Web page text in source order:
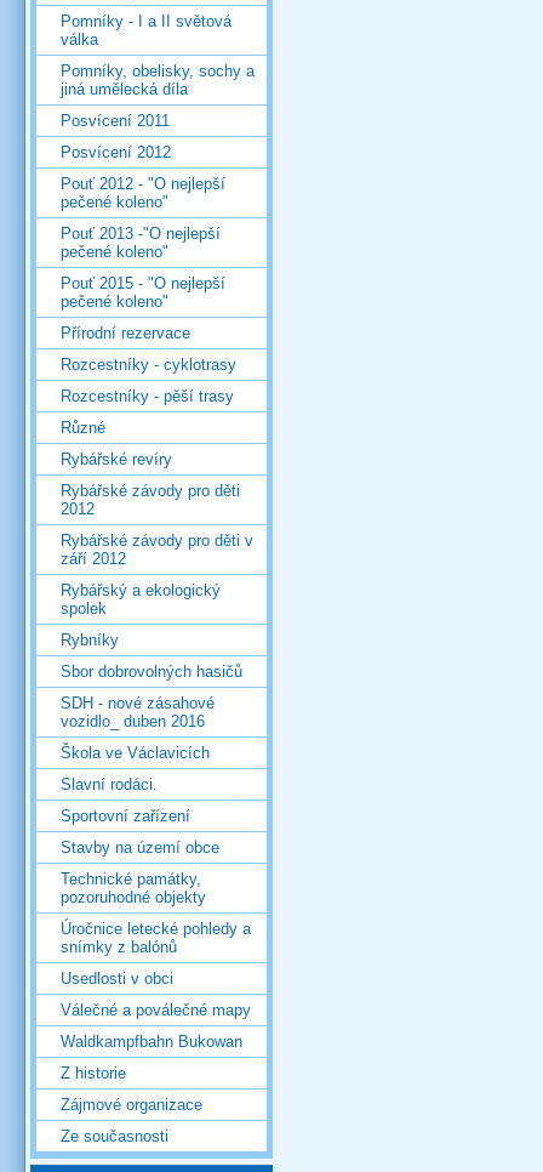
Pomníky - I a II světová
válka
Pomníky, obelisky, sochy a
jiná umělecká díla
Posvícení 2011
Posvícení 2012
Pouť 2012 - "O nejlepší
pečené koleno"
Pouť 2013 -"O nejlepší
pečené koleno"
Pouť 2015 - "O nejlepší
pečené koleno"
Přírodní rezervace
Rozcestníky - cyklotrasy
Rozcestníky - pěší trasy
Různé
Rybářské revíry
Rybářské závody pro děti
2012
Rybářské závody pro děti v
září 2012
Rybářský a ekologický
spolek
Rybníky
Sbor dobrovolných hasičů
SDH - nové zásahové
vozidlo_ duben 2016
Škola ve Václavicích
Slavní rodáci.
Sportovní zařízení
Stavby na území obce
Technické památky,
pozoruhodné objekty
Úročnice letecké pohledy a
snímky z balónů
Usedlosti v obci
Válečné a poválečné mapy
Waldkampfbahn Bukowan
Z historie
Zájmové organizace
Ze současnosti